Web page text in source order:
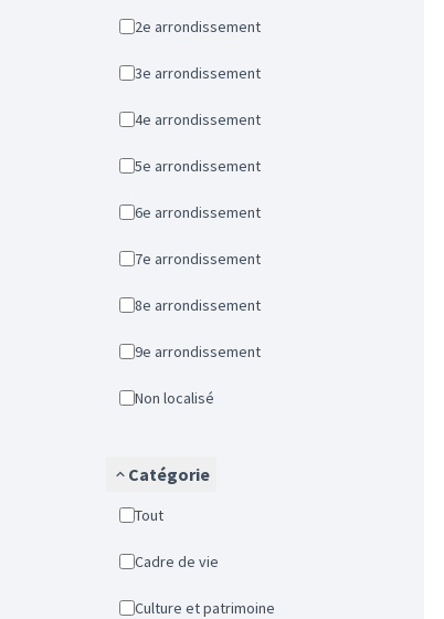
2e arrondissement
3e arrondissement
4e arrondissement
5e arrondissement
6e arrondissement
7e arrondissement
8e arrondissement
9e arrondissement
Non localisé
Catégorie
Tout
Cadre de vie
Culture et patrimoine